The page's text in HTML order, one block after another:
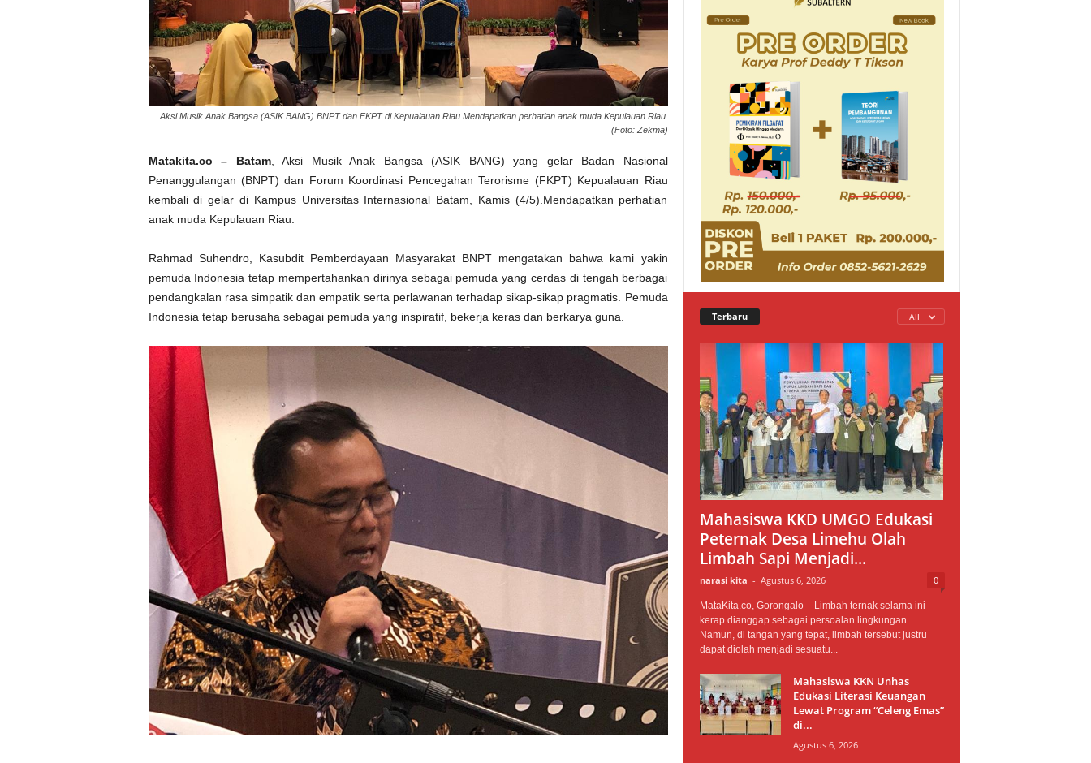
Aksi Musik Anak Bangsa (ASIK BANG) BNPT dan FKPT di Kepualauan Riau Mendapatkan perhatian anak muda Kepulauan Riau.
(Foto: Zekma)
Matakita.co – Batam, Aksi Musik Anak Bangsa (ASIK BANG) yang gelar Badan Nasional
Penanggulangan (BNPT) dan Forum Koordinasi Pencegahan Terorisme (FKPT) Kepualauan Riau
kembali di gelar di Kampus Universitas Internasional Batam, Kamis (4/5).Mendapatkan perhatian
anak muda Kepulauan Riau.
Rahmad Suhendro, Kasubdit Pemberdayaan Masyarakat BNPT mengatakan bahwa kami yakin
pemuda Indonesia tetap mempertahankan dirinya sebagai pemuda yang cerdas di tengah berbagai
pendangkalan rasa simpatik dan empatik serta perlawanan terhadap sikap-sikap pragmatis. Pemuda
Indonesia tetap berusaha sebagai pemuda yang inspiratif, bekerja keras dan berkarya guna.
Terbaru All
Mahasiswa KKD UMGO Edukasi
Peternak Desa Limehu Olah
Limbah Sapi Menjadi...
narasi kita - Agustus 6, 2026 0
MataKita.co, Gorongalo – Limbah ternak selama ini
kerap dianggap sebagai persoalan lingkungan.
Namun, di tangan yang tepat, limbah tersebut justru
dapat diolah menjadi sesuatu...
Mahasiswa KKN Unhas
Edukasi Literasi Keuangan
Lewat Program “Celeng Emas”
di...
Agustus 6, 2026